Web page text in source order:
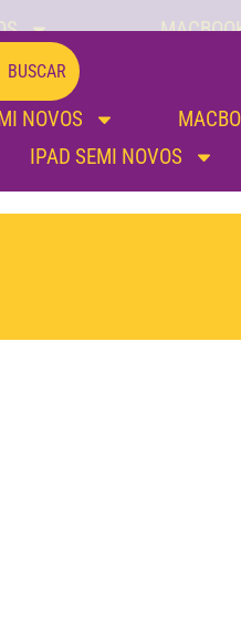
IPAD SEMI NOVOS
BUSCAR
NOVOS
IPAD SEMI NOVOS